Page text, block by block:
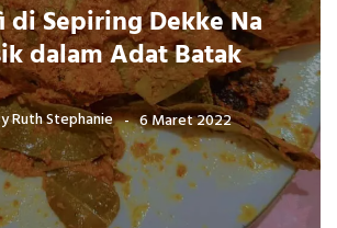
di Sepiring Dekke Na
dalam Adat Batak
Ruth Stephanie 6 Maret 2022